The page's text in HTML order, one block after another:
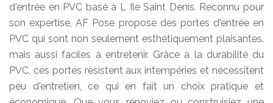
d'entrée en PVC basé à L Ile Saint Denis. Reconnu pour
son expertise, AF Pose propose des portes d'entrée en
PVC qui sont non seulement esthétiquement plaisantes,
mais aussi faciles à entretenir. Grâce à la durabilité du
PVC, ces portes résistent aux intempéries et nécessitent
peu d'entretien, ce qui en fait un choix pratique et